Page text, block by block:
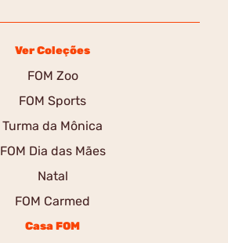
Ver Coleções
FOM Zoo
FOM Sports
Turma da Mônica
FOM Dia das Mães
Natal
FOM Carmed
Casa FOM